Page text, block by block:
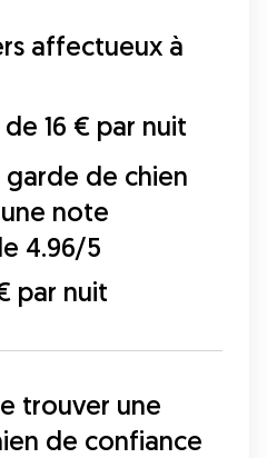
affectueux à
16 € par nuit
garde de chien
note
4.96/5
par nuit
trouver une
de confiance